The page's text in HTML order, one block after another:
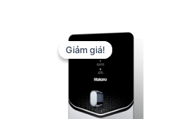
Giảm giá!
Giảm giá!